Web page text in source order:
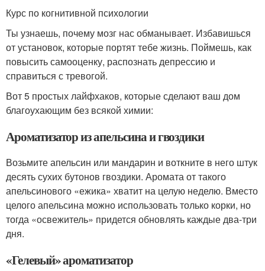
Курс по когнитивной психологии
Ты узнаешь, почему мозг нас обманывает. Избавишься
от установок, которые портят тебе жизнь. Поймешь, как
повысить самооценку, распознать депрессию и
справиться с тревогой.
Вот 5 простых лайфхаков, которые сделают ваш дом
благоухающим без всякой химии:
Ароматизатор из апельсина и гвоздики
Возьмите апельсин или мандарин и воткните в него штук
десять сухих бутонов гвоздики. Аромата от такого
апельсинового «ежика» хватит на целую неделю. Вместо
целого апельсина можно использовать только корки, но
тогда «освежитель» придется обновлять каждые два-три
дня.
«Гелевый» ароматизатор